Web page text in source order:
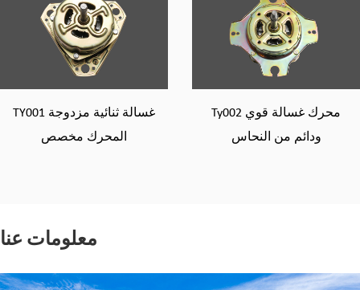
Ty002 محرك غسالة قوي
ودائم من النحاس
معلومات عنا